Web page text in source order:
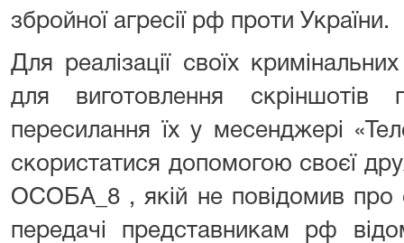
збройної агресії рф проти України.
Для реалізації своїх
для виготовлення скріншотів
пересилання їх у месенджері
скористатися допомогою своєї
ОСОБА_8 , якій не повідомив про
передачі представникам рф